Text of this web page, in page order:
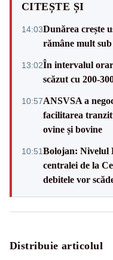
CITEȘTE ȘI
14:03Dunărea crește
rămâne mult
13:02În intervalul orar
scăzut cu 200-
10:57ANSVSA a
facilitarea
ovine și bovine
10:51Bolojan: Nivelul
centralei de la
debitele vor
Distribuie articolul